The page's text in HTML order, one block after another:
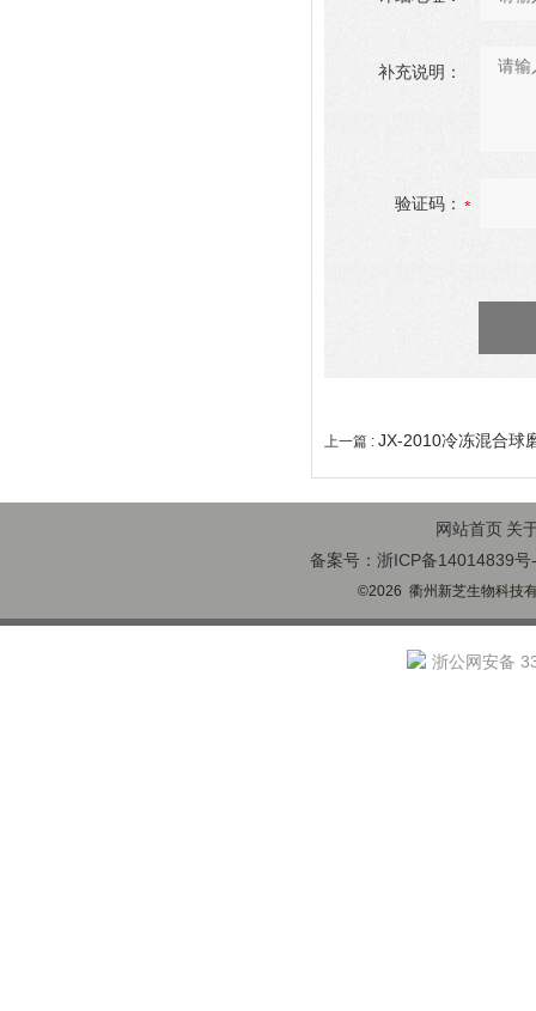
补充说明：
验证码：
上一篇 : JX-2010冷冻混合球
网站首页 关
备案号：浙ICP备14014839号
©2026 衢州新芝生物科技
浙公网安备